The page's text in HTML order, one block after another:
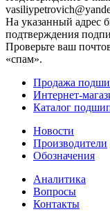
На указанный адрес
подтверждения
Проверьте ваш
«спам».
Продажа
Интернет-
Каталог
Новости
Производители
Обозначения
Аналитика
Вопросы
Контакты